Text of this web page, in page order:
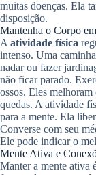
muitas doenças. Ela
disposição.
Mantenha o Corpo
A atividade física
intenso. Uma
nadar ou fazer
não ficar parado.
ossos. Eles
quedas. A atividade
para a mente. Ela
Converse com seu
Ele pode indicar o
Mente Ativa e
Manter a mente ativa